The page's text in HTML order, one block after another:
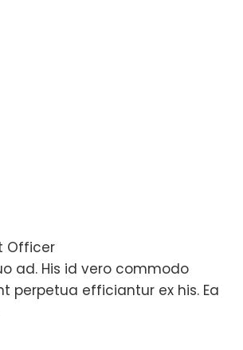
Officer
ad. His id vero commodo
perpetua efficiantur ex his. Ea